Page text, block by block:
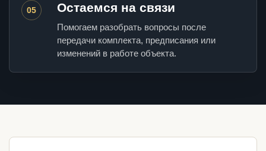
05 Остаемся на связи
Помогаем разобрать вопросы после
передачи комплекта, предписания или
изменений в работе объекта.